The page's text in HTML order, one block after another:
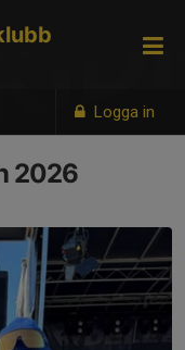
Logga in
2026